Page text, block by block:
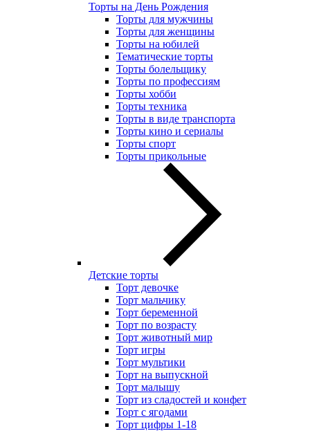
Торты на День Рождения
Торты для мужчины
Торты для женщины
Торты на юбилей
Тематические торты
Торты болельщику
Торты по профессиям
Торты хобби
Торты техника
Торты в виде транспорта
Торты кино и сериалы
Торты спорт
Торты прикольные
Детские торты
Торт девочке
Торт мальчику
Торт беременной
Торт по возрасту
Торт животный мир
Торт игры
Торт мультики
Торт на выпускной
Торт малышу
Торт из сладостей и конфет
Торт с ягодами
Торт цифры 1-18